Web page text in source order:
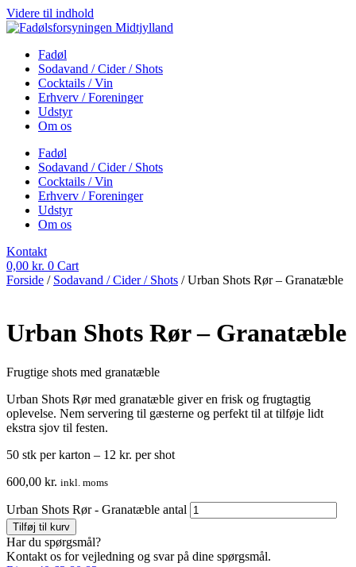
Videre til indhold
Fadøl
Sodavand / Cider / Shots
Cocktails / Vin
Erhverv / Foreninger
Udstyr
Om os
Fadøl
Sodavand / Cider / Shots
Cocktails / Vin
Erhverv / Foreninger
Udstyr
Om os
Kontakt
0,00 kr. 0 Cart
Forside / Sodavand / Cider / Shots / Urban Shots Rør – Granatæble
Urban Shots Rør – Granatæble
Frugtige shots med granatæble
Urban Shots Rør med granatæble giver en frisk og frugtagtig
oplevelse. Nem servering til gæsterne og perfekt til at tilføje lidt
ekstra sjov til festen.
50 stk per karton – 12 kr. per shot
600,00 kr. inkl. moms
Urban Shots Rør - Granatæble antal
Tilføj til kurv
Har du spørgsmål?
Kontakt os for vejledning og svar på dine spørgsmål.